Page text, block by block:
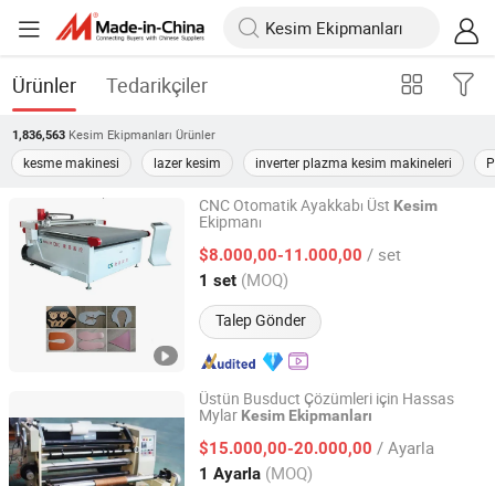
Ürünler Tedarikçiler
1,836,563 Kesim Ekipmanları Ürünler
kesme makinesi lazer kesim inverter plazma kesim makineleri
CNC Otomatik Ayakkabı Üst Kesim
Ekipmanı
$8.000,00-11.000,00 / set
1 set (MOQ)
Talep Gönder
Jinan Kang Jia CNC Equipment Co., Ltd.
Shandong, China Fiyat 2019
Üstün Busduct Çözümleri için Hassas
Mylar Kesim Ekipmanları
$15.000,00-20.000,00 / Ayarla
1 Ayarla (MOQ)
Suzhou Kiande Electric Co., Ltd.
Jiangsu, China Fiyat 2017